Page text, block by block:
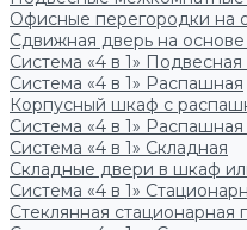
Офисные перегородки на
Сдвижная дверь на
Система «4 в 1»
Система «4 в 1» Распашная
Корпусный шкаф с
Система «4 в 1» Распашная
Система «4 в 1» Складная
Складные двери в шкаф
Система «4 в 1»
Стеклянная стационарная